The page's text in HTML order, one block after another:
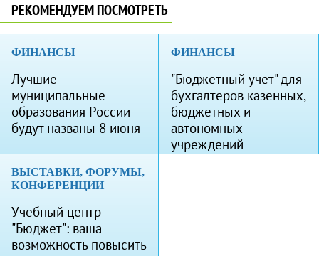
РЕКОМЕНДУЕМ ПОСМОТРЕТЬ
ФИНАНСЫ
Лучшие
муниципальные
образования России
будут названы 8 июня
ФИНАНСЫ
"Бюджетный учет" для
бухгалтеров казенных,
бюджетных и
автономных
учреждений
ВЫСТАВКИ, ФОРУМЫ,
КОНФЕРЕНЦИИ
Учебный центр
"Бюджет": ваша
возможность повысить